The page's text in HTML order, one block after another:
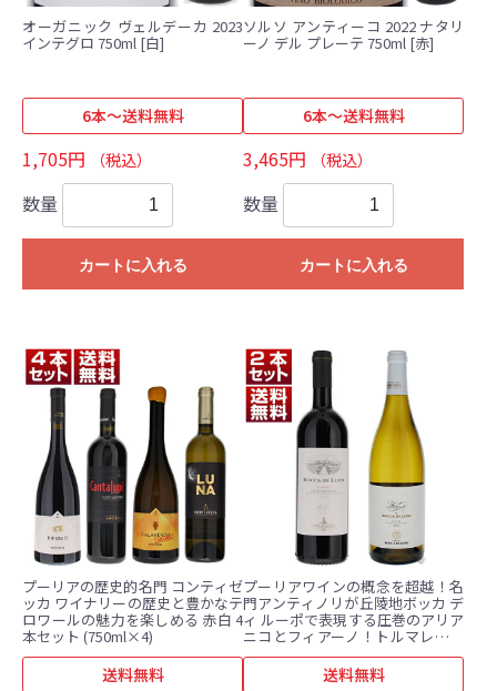
オーガニック ヴェルデーカ 2023
インテグロ 750ml [白]
6本～送料無料
1,705円 （税込）
数量
カートに入れる
ソルソ アンティーコ 2022 ナタリ
ーノ デル プレーテ 750ml [赤]
6本～送料無料
3,465円 （税込）
数量
カートに入れる
プーリアの歴史的名門 コンティゼ
ッカ ワイナリーの歴史と豊かなテ
ロワールの魅力を楽しめる 赤白 4
本セット (750ml×4)
送料無料
プーリアワインの概念を超越！名
門アンティノリが丘陵地ボッカ デ
ィ ルーポで表現する圧巻のアリア
ニコとフィアーノ！トルマレスカ
赤白2本セット (750ml×2) アリア
送料無料